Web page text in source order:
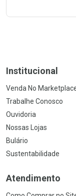
Institucional
Venda No
Trabalhe Conosco
Ouvidoria
Nossas Lojas
Bulário
Sustentabilidade
Atendimento